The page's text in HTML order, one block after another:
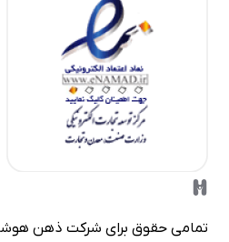
حقوق برای شرکتذهن هوشمند